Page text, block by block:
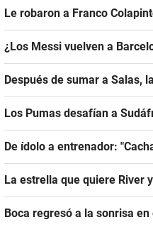
Le robaron a Franco
¿Los Messi vuelven a
Después de sumar a Salas,
Los Pumas desafían a
De ídolo a entrenador:
La estrella que quiere River
Boca regresó a la sonrisa